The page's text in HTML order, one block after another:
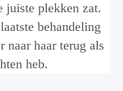
juiste plekken zat.
behandeling
naar haar terug als
heb.